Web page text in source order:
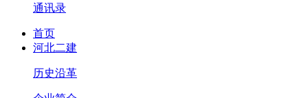
通讯录
首页
河北二建
历史沿革